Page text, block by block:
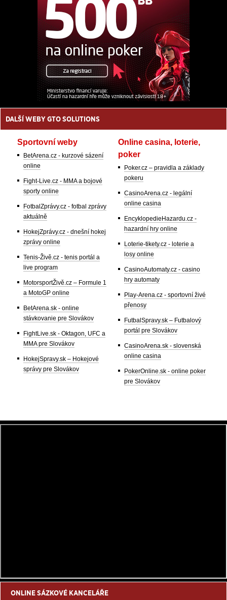
DALŠÍ WEBY GTO SOLUTIONS
Sportovní weby
BetArena.cz - kurzové sázení
online
Fight-Live.cz - MMA a bojové
sporty online
FotbalZprávy.cz - fotbal zprávy
aktuálně
HokejZprávy.cz - dnešní hokej
zprávy online
Tenis-Živě.cz - tenis portál a
live program
MotorsportŽivě.cz – Formule 1
a MotoGP online
BetArena.sk - online
stávkovanie pre Slovákov
FightLive.sk - Oktagon, UFC a
MMA pre Slovákov
HokejSpravy.sk – Hokejové
správy pre Slovákov
Online casina, loterie,
poker
Poker.cz – pravidla a základy
pokeru
CasinoArena.cz - legální
online casina
EncyklopedieHazardu.cz -
hazardní hry online
Loterie-tikety.cz - loterie a
losy online
CasinoAutomaty.cz - casino
hry automaty
Play-Arena.cz - sportovní živé
přenosy
FutbalSpravy.sk – Futbalový
portál pre Slovákov
CasinoArena.sk - slovenská
online casina
PokerOnline.sk - online poker
pre Slovákov
ONLINE SÁZKOVÉ KANCELÁŘE